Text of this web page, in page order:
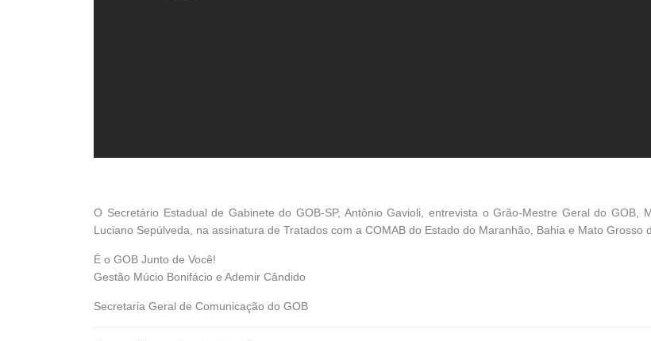
O Secretário Estadual de Gabinete do GOB-SP, Antônio Gavioli, entrevista o Grão-Mestre Geral do GOB,
Luciano Sepúlveda, na assinatura de Tratados com a COMAB do Estado do Maranhão, Bahia e Mato Grosso
É o GOB Junto de Você!
Gestão Múcio Bonifácio e Ademir Cândido
Secretaria Geral de Comunicação do GOB